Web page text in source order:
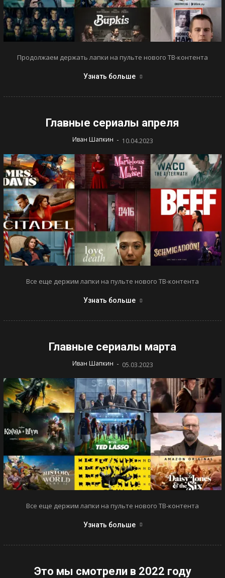
Продолжаем держать лапки на пульте нового ТВ-контента
Узнать больше
Главные сериалы апреля
Иван Шапкин - 10.04.2023
Все еще держим лапки на пульте нового ТВ-контента
Узнать больше
Главные сериалы марта
Иван Шапкин - 05.03.2023
Все еще держим лапки на пульте нового ТВ-контента
Узнать больше
Это мы смотрели в 2022 году